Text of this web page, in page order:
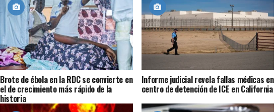
Brote de ébola en la RDC se convierte en
el de crecimiento más rápido de la
historia
Informe judicial revela fallas médicas en
centro de detención de ICE en California